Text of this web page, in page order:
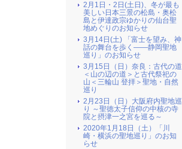
2月1日・2日(土日)、冬が最も
美しい日本三景の松島・奥松
島と伊達政宗ゆかりの仙台聖
地めぐりのお知らせ
3月14日(土) 「富士を望み、神
話の舞台を歩く――静岡聖地
巡り」のお知らせ
3月15日（日）奈良：古代の道
＜山の辺の道＞と古代祭祀の
山＜三輪山 登拝＞聖地・自然
巡り
2月23日（日）大阪府内聖地巡
り ～聖徳太子信仰の中核の寺
院と摂津一之宮を巡る～
2020年1月18日（土）「川
崎・横浜の聖地巡り」のお知
らせ